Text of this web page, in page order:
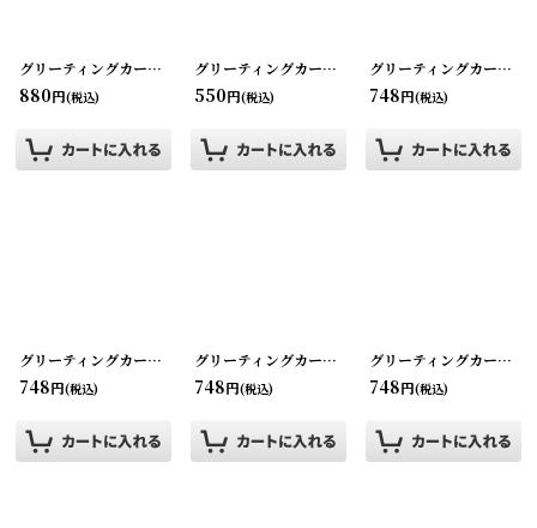
グリーティングカード・ビンテージカード world 220902-21]
880円(税込)
グリーティングカード・ビンテージカード ピエロ
550円(税込)
グリーティングカード・ビンテージカード ねこ
748円(税込)
グリーティングカード・ビンテージカード ねこ [220902-26]
748円(税込)
グリーティングカード・ビンテージカード うさぎ
748円(税込)
グリーティングカード・ビンテージカード ぞう
748円(税込)